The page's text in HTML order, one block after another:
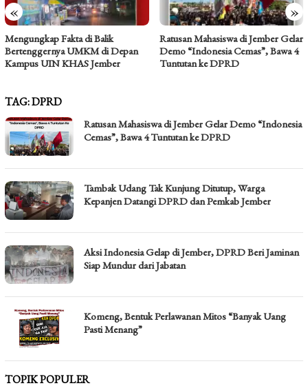
« »
Mengungkap Fakta di Balik
Bertenggernya UMKM di Depan
Kampus UIN KHAS Jember
Ratusan Mahasiswa di Jember Gelar
Demo “Indonesia Cemas”, Bawa 4
Tuntutan ke DPRD
TAG:DPRD
Ratusan Mahasiswa di Jember Gelar Demo “Indonesia
Cemas”, Bawa 4 Tuntutan ke DPRD
Tambak Udang Tak Kunjung Ditutup, Warga
Kepanjen Datangi DPRD dan Pemkab Jember
Aksi Indonesia Gelap di Jember, DPRD Beri Jaminan
Siap Mundur dari Jabatan
Komeng, Bentuk Perlawanan Mitos “Banyak Uang
Pasti Menang”
TOPIK POPULER